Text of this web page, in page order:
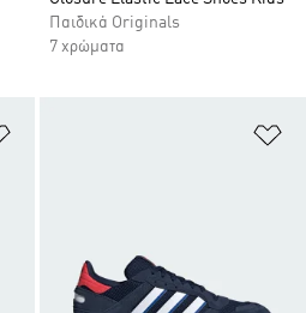
Παιδικά Originals
7 χρώματα
Προσθήκη στη Λίστα Επιθυμιών